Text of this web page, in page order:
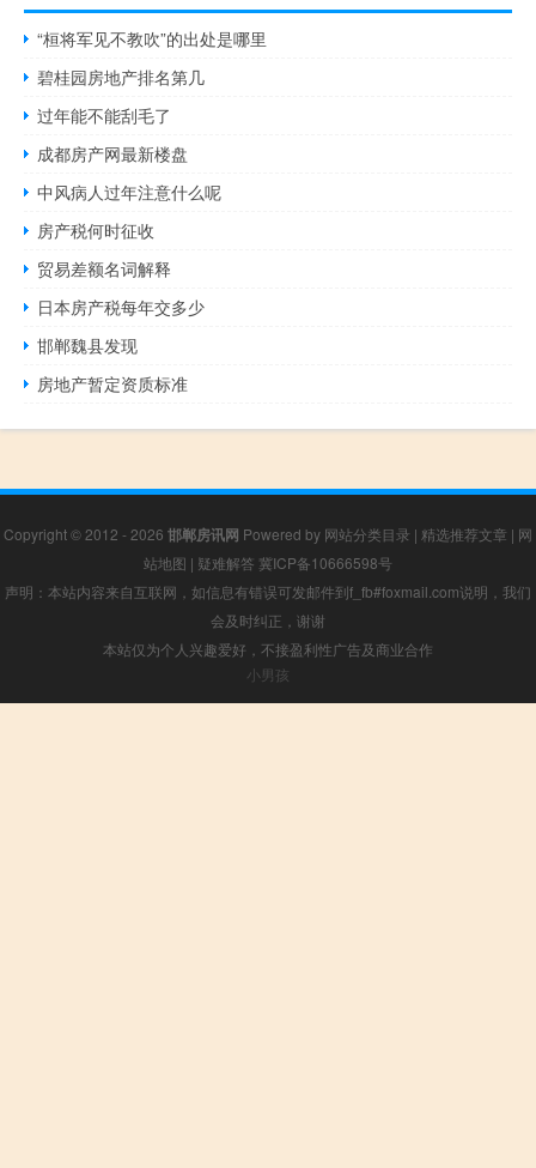
“桓将军见不教吹”的出处是哪里
碧桂园房地产排名第几
过年能不能刮毛了
成都房产网最新楼盘
中风病人过年注意什么呢
房产税何时征收
贸易差额名词解释
日本房产税每年交多少
邯郸魏县发现
房地产暂定资质标准
Copyright © 2012 - 2026 邯郸房讯网 Powered by 网站分类目录 | 精选推荐文章 | 网
站地图 | 疑难解答 冀ICP备10666598号
声明：本站内容来自互联网，如信息有错误可发邮件到f_fb#foxmail.com说明，我们
会及时纠正，谢谢
本站仅为个人兴趣爱好，不接盈利性广告及商业合作
小男孩